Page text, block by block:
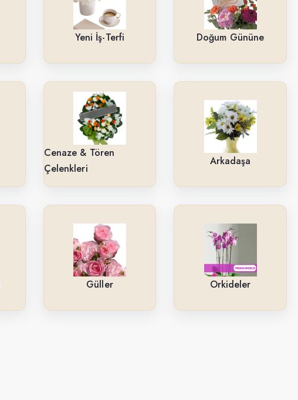
Yeni İş-Terfi Doğum Gününe
Cenaze & Tören
Çelenkleri
Arkadaşa
Güller Orkideler